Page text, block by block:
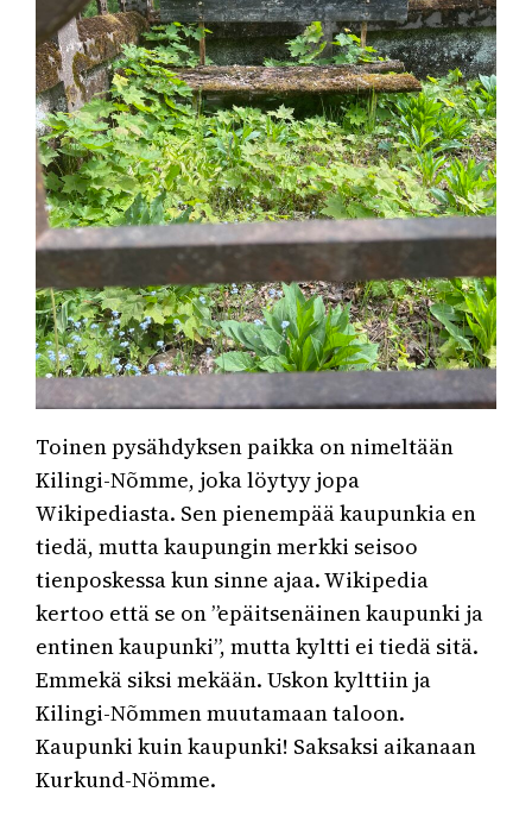
Toinen pysähdyksen paikka on nimeltään
Kilingi-Nõmme, joka löytyy jopa
Wikipediasta. Sen pienempää kaupunkia en
tiedä, mutta kaupungin merkki seisoo
tienposkessa kun sinne ajaa. Wikipedia
kertoo että se on ”epäitsenäinen kaupunki ja
entinen kaupunki”, mutta kyltti ei tiedä sitä.
Emmekä siksi mekään. Uskon kylttiin ja
Kilingi-Nõmmen muutamaan taloon.
Kaupunki kuin kaupunki! Saksaksi aikanaan
Kurkund-Nömme.